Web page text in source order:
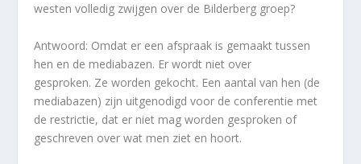
westen volledig zwijgen over de Bilderberg groep?
Antwoord: Omdat er een afspraak is gemaakt tussen
hen en de mediabazen. Er wordt niet over
gesproken. Ze worden gekocht. Een aantal van hen (de
mediabazen) zijn uitgenodigd voor de conferentie met
de restrictie, dat er niet mag worden gesproken of
geschreven over wat men ziet en hoort.